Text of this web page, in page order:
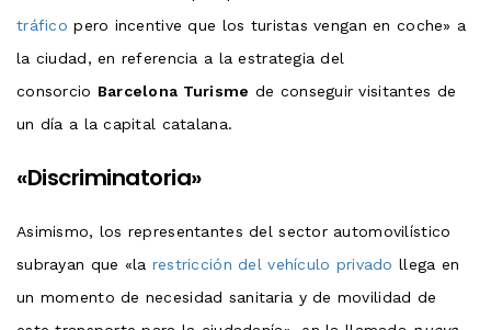
tráfico pero incentive que los turistas vengan en coche» a
la ciudad, en referencia a la estrategia del
consorcio Barcelona Turisme de conseguir visitantes de
un día a la capital catalana.
«Discriminatoria»
Asimismo, los representantes del sector automovilístico
subrayan que «la restricción del vehículo privado llega en
un momento de necesidad sanitaria y de movilidad de